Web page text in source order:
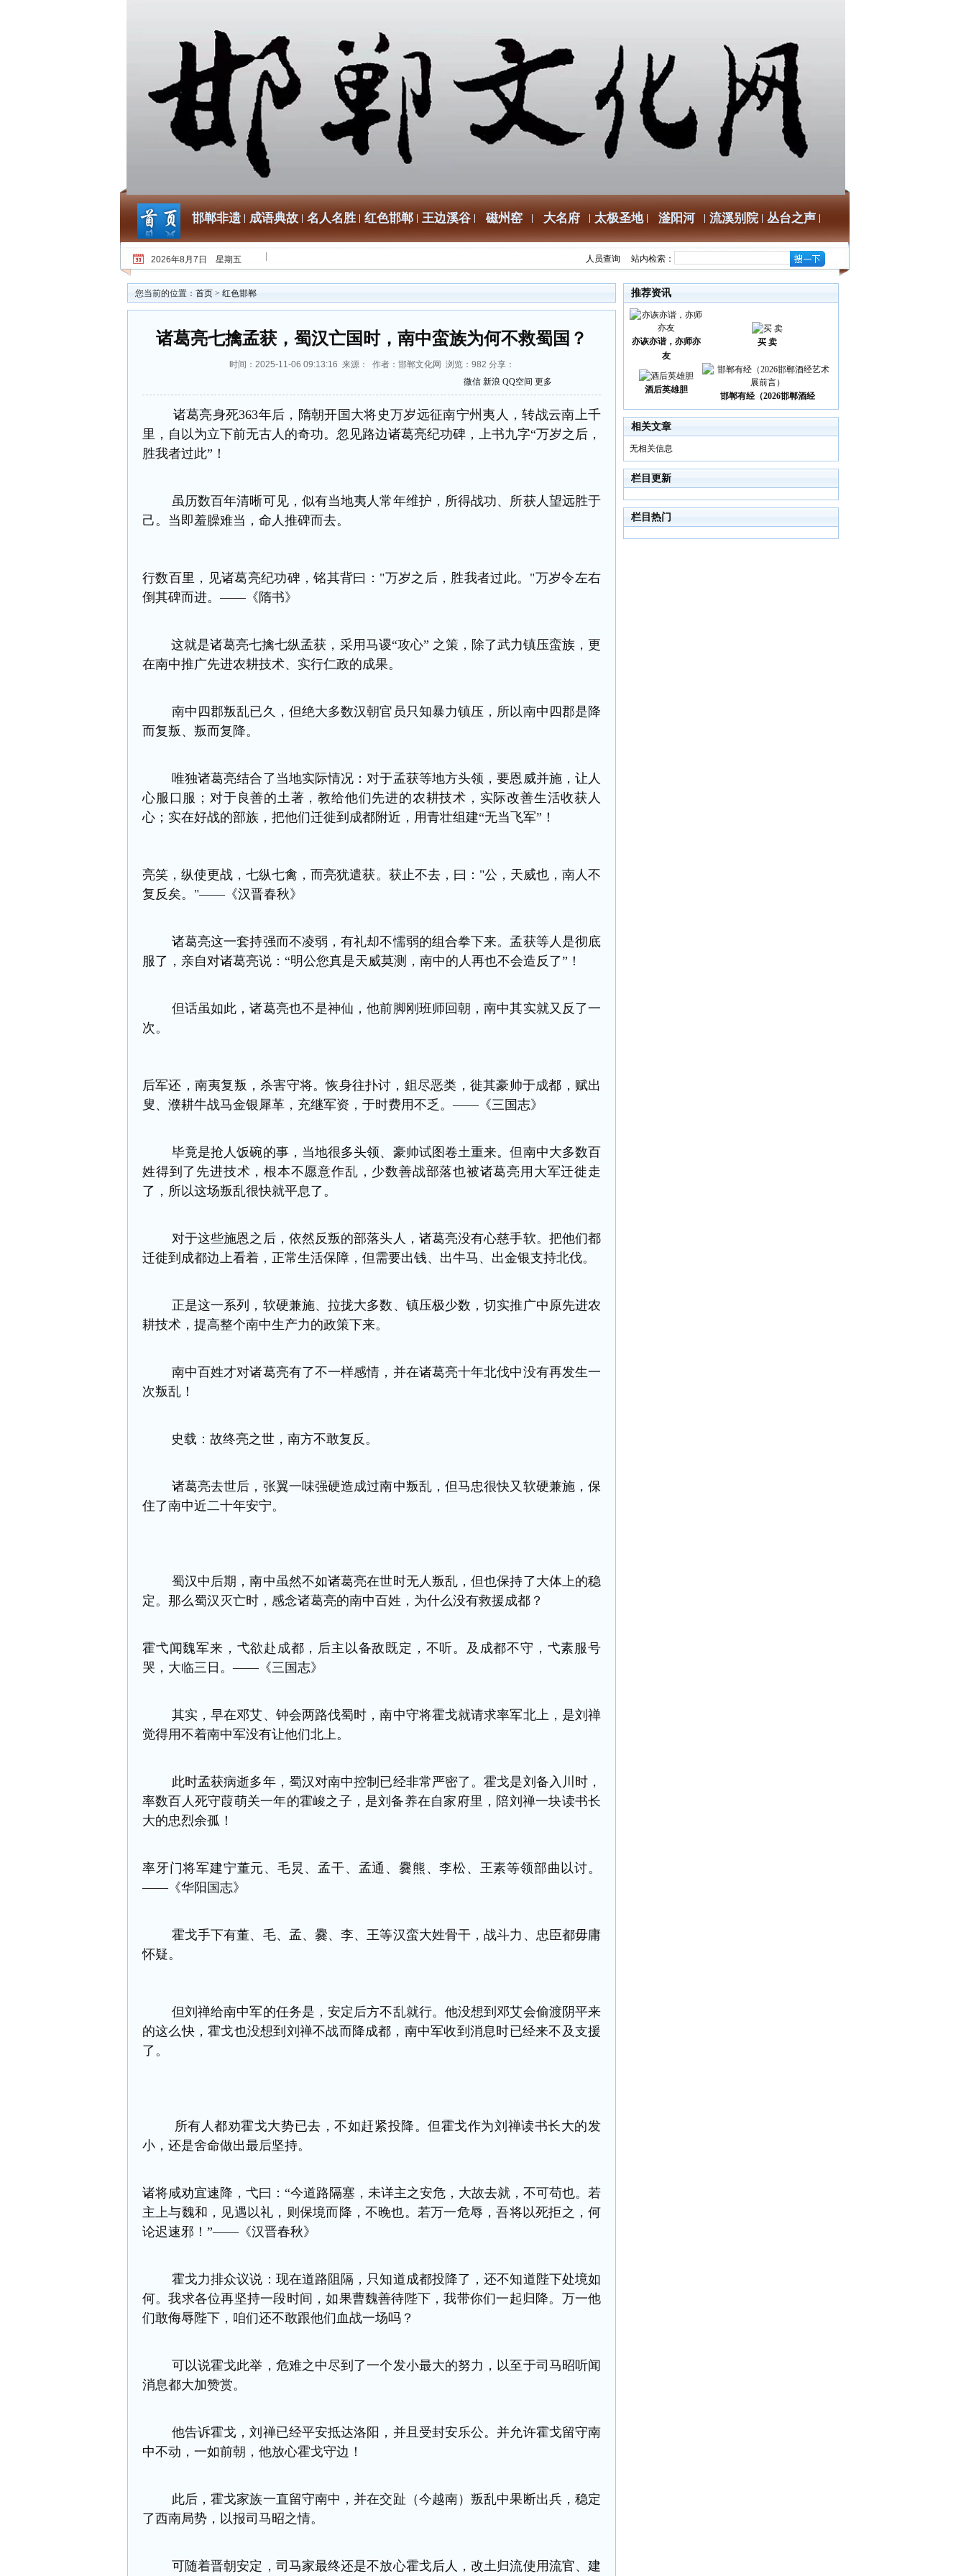
邯郸非遗 成语典故 名人名胜 红色邯郸 王边溪谷 磁州窑 大名府 太极圣地 滏阳河 流溪别院 丛台之声
2026年8月7日 星期五 人员查询 站内检索：
您当前的位置： 首页 > 红色邯郸
诸葛亮七擒孟获，蜀汉亡国时，南中蛮族为何不救蜀国？
时间：2025-11-06 09:13:16 来源： 作者：邯郸文化网 浏览： 982 分享：
微信 新浪 QQ空间 更多
诸葛亮身死363年后，隋朝开国大将史万岁远征南宁州夷人，转战云南上千
里，自以为立下前无古人的奇功。 忽见路边诸葛亮纪功碑，上书九字“万岁之后，
胜我者过此”！
虽历数百年清晰可见，似有当地夷人常年维护，所得战功、所获人望远胜于
己。 当即羞臊难当，命人推碑而去。
行数百里，见诸葛亮纪功碑，铭其背曰："万岁之后，胜我者过此。"万岁令左右
倒其碑而进。——《隋书》
这就是诸葛亮七擒七纵孟获，采用马谡“攻心” 之策， 除了武力镇压蛮族，更
在南中推广先进农耕技术、实行仁政的成果。
南中四郡叛乱已久，但绝大多数汉朝官员只知暴力镇压，所以南中四郡是降
而复叛、叛而复降。
唯独诸葛亮结合了当地实际情况：对于孟获等地方头领，要恩威并施，让人
心服口服；对于良善的土著，教给他们先进的农耕技术，实际改善生活收获人
心； 实在好战的部族，把他们迁徙到成都附近，用青壮组建“无当飞军”！
亮笑，纵使更战，七纵七禽，而亮犹遣获。获止不去，曰："公，天威也，南人不
复反矣。"——《汉晋春秋》
诸葛亮这一套持强而不凌弱，有礼却不懦弱的组合拳下来。孟获等人是彻底
服了，亲自对诸葛亮说：“明公您真是天威莫测，南中的人再也不会造反了”！
但话虽如此，诸葛亮也不是神仙，他前脚刚班师回朝，南中其实就又反了一
次。
后军还，南夷复叛，杀害守将。恢身往扑讨，鉏尽恶类，徙其豪帅于成都，赋出
叟、濮耕牛战马金银犀革，充继军资，于时费用不乏。——《三国志》
毕竟是抢人饭碗的事，当地很多头领、豪帅试图卷土重来。但南中大多数百
姓得到了先进技术，根本不愿意作乱，少数善战部落也被诸葛亮用大军迁徙走
了，所以这场叛乱很快就平息了。
对于这些施恩之后，依然反叛的部落头人，诸葛亮没有心慈手软。 把他们都
迁徙到成都边上看着，正常生活保障，但需要出钱、出牛马、出金银支持北伐。
正是这一系列，软硬兼施、拉拢大多数、镇压极少数，切实推广中原先进农
耕技术，提高整个南中生产力的政策下来。
南中百姓才对诸葛亮有了不一样感情，并在诸葛亮十年北伐中没有再发生一
次叛乱！
史载：故终亮之世，南方不敢复反。
诸葛亮去世后，张翼一味强硬造成过南中叛乱，但马忠很快又软硬兼施，保
住了南中近二十年安宁。
蜀汉中后期，南中虽然不如诸葛亮在世时无人叛乱，但也保持了大体上的稳
定。 那么蜀汉灭亡时，感念诸葛亮的南中百姓，为什么没有救援成都？
霍弋闻魏军来，弋欲赴成都，后主以备敌既定，不听。及成都不守，弋素服号
哭，大临三日。——《三国志》
其实，早在邓艾、钟会两路伐蜀时，南中守将霍戈就请求率军北上， 是刘禅
觉得用不着南中军没有让他们北上。
此时孟获病逝多年，蜀汉对南中控制已经非常严密了。霍戈是刘备入川时，
率数百人死守葭萌关一年的霍峻之子， 是刘备养在自家府里，陪刘禅一块读书长
大的忠烈余孤！
率牙门将军建宁董元、毛炅、孟干、孟通、爨熊、李松、王素等领部曲以讨。
——《华阳国志》
霍戈手下有董、毛、孟、爨、李、王等汉蛮大姓骨干，战斗力、忠臣都毋庸
怀疑。
但刘禅给南中军的任务是，安定后方不乱就行。 他没想到邓艾会偷渡阴平来
的这么快，霍戈也没想到刘禅不战而降成都，南中军收到消息时已经来不及支援
了。
所有人都劝霍戈大势已去，不如赶紧投降。但霍戈作为刘禅读书长大的发
小，还是舍命做出最后坚持。
诸将咸劝宜速降，弋曰：“今道路隔塞，未详主之安危，大故去就，不可苟也。若
主上与魏和，见遇以礼，则保境而降，不晚也。若万一危辱，吾将以死拒之，何
论迟速邪！”——《汉晋春秋》
霍戈力排众议说：现在道路阻隔，只知道成都投降了，还不知道陛下处境如
何。我求各位再坚持一段时间，如果曹魏善待陛下，我带你们一起归降。万一他
们敢侮辱陛下，咱们还不敢跟他们血战一场吗？
可以说霍戈此举，危难之中尽到了一个发小最大的努力， 以至于司马昭听闻
消息都大加赞赏。
他告诉霍戈，刘禅已经平安抵达洛阳，并且受封安乐公。 并允许霍戈留守南
中不动，一如前朝，他放心霍戈守边！
此后，霍戈家族一直留守南中，并在交趾（今越南）叛乱中果断出兵，稳定
了西南局势，以报司马昭之情。
可随着晋朝安定， 司马家最终还是不放心霍戈后人，改土归流使用流官、建
推荐资讯
亦诙亦谐，亦师亦
友
买 卖
酒后英雄胆
邯郸有经（2026邯郸酒经
相关文章
无相关信息
栏目更新
栏目热门